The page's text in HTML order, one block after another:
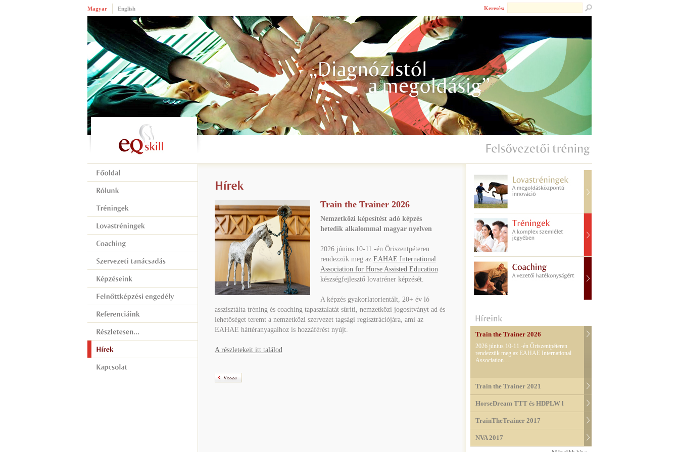
Magyar English Keresés:
Train the Trainer 2026
Nemzetközi képesítést adó képzés
hetedik alkalommal magyar nyelven
2026 június 10-11.-én Őriszentpéteren
rendezzük meg az EAHAE International
Association for Horse Assisted Education
készségfejlesztő lovatréner képzését.
A képzés gyakorlatorientált, 20+ év ló
asszisztálta tréning és coaching tapasztalatát sűríti, nemzetközi jogosítványt ad és
lehetőséget teremt a nemzetközi szervezet tagsági regisztrációjára, ami az
EAHAE háttéranyagaihoz is hozzáférést nyújt.
A részletekeit itt találod
Train the Trainer 2026
2026 június 10-11.-én Őriszentpéteren
rendezzük meg az EAHAE International
Association…
Train the Trainer 2021
HorseDream TTT és HDPLW l
TrainTheTrainer 2017
NVA 2017